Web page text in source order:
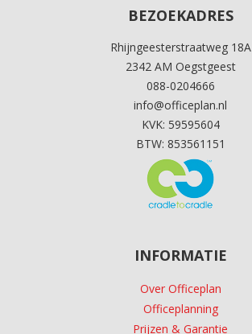
BEZOEKADRES
Rhijngeesterstraatweg 18A
2342 AM Oegstgeest
088-0204666
info@officeplan.nl
KVK: 59595604
BTW: 853561151
INFORMATIE
Over Officeplan
Officeplanning
Prijzen & Garantie